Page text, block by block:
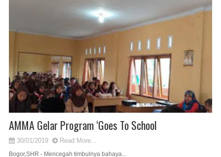
AMMA Gelar Program ‘Goes To School
30/01/2019 Read More...
Bogor,SHR - Mencegah timbulnya bahaya...